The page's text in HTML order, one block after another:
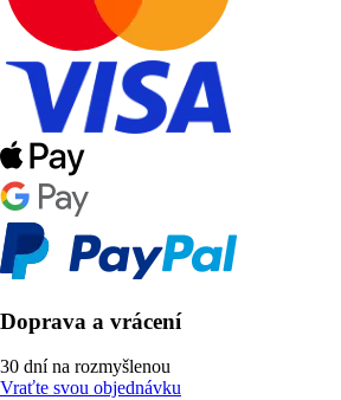
Doprava a vrácení
30 dní na rozmyšlenou
Vraťte svou objednávku